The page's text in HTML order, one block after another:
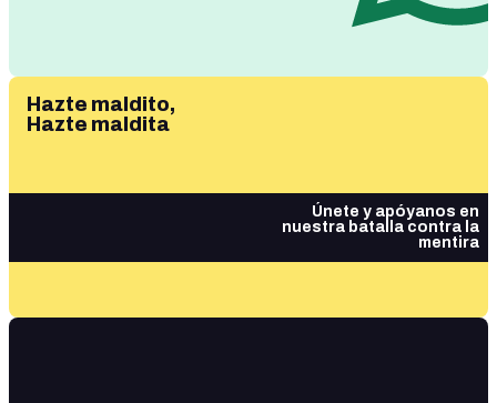
Hazte maldito,
Hazte maldita
Únete y apóyanos en
nuestra batalla contra la
mentira